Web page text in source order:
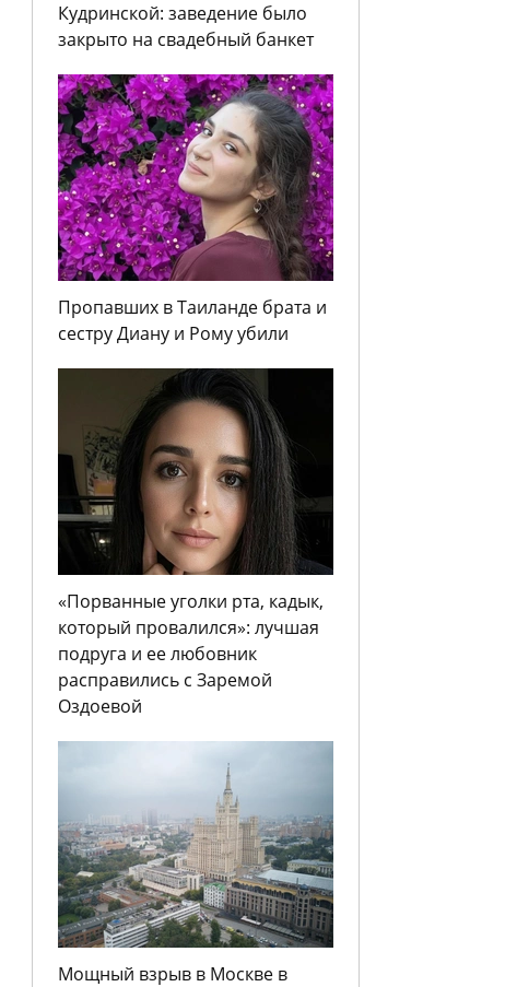
Кудринской: заведение было
закрыто на свадебный банкет
Пропавших в Таиланде брата и
сестру Диану и Рому убили
«Порванные уголки рта, кадык,
который провалился»: лучшая
подруга и ее любовник
расправились с Заремой
Оздоевой
Мощный взрыв в Москве в